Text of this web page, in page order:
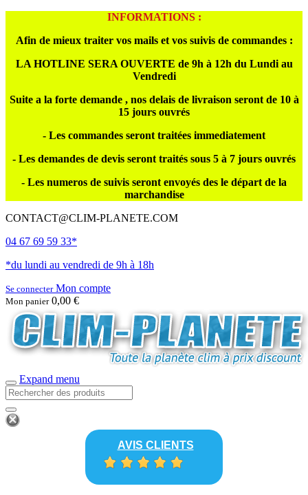
INFORMATIONS :
Afin de mieux traiter vos mails et vos suivis de commandes :
LA HOTLINE SERA OUVERTE de 9h à 12h du Lundi au
Vendredi
Suite a la forte demande , nos delais de livraison seront de 10 à
15 jours ouvrés
- Les commandes seront traitées immediatement
- Les demandes de devis seront traités sous 5 à 7 jours ouvrés
- Les numeros de suivis seront envoyés des le départ de la
marchandise
CONTACT@CLIM-PLANETE.COM
04 67 69 59 33*
*du lundi au vendredi de 9h à 18h
Se connecterMon compte
Mon panier 0,00 €
Expand menu
AVIS CLIENTS